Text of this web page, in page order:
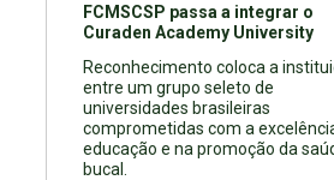
FCMSCSP passa a integrar o
Curaden Academy University
Reconhecimento coloca a
entre um grupo seleto de
universidades brasileiras
comprometidas com a
educação e na promoção da
bucal.